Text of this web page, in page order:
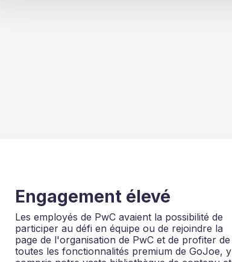
Engagement élevé
Les employés de PwC avaient la possibilité de
participer au défi en équipe ou de rejoindre la
page de l'organisation de PwC et de profiter de
toutes les fonctionnalités premium de GoJoe, y